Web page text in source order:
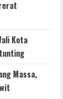
Kota
Massa,